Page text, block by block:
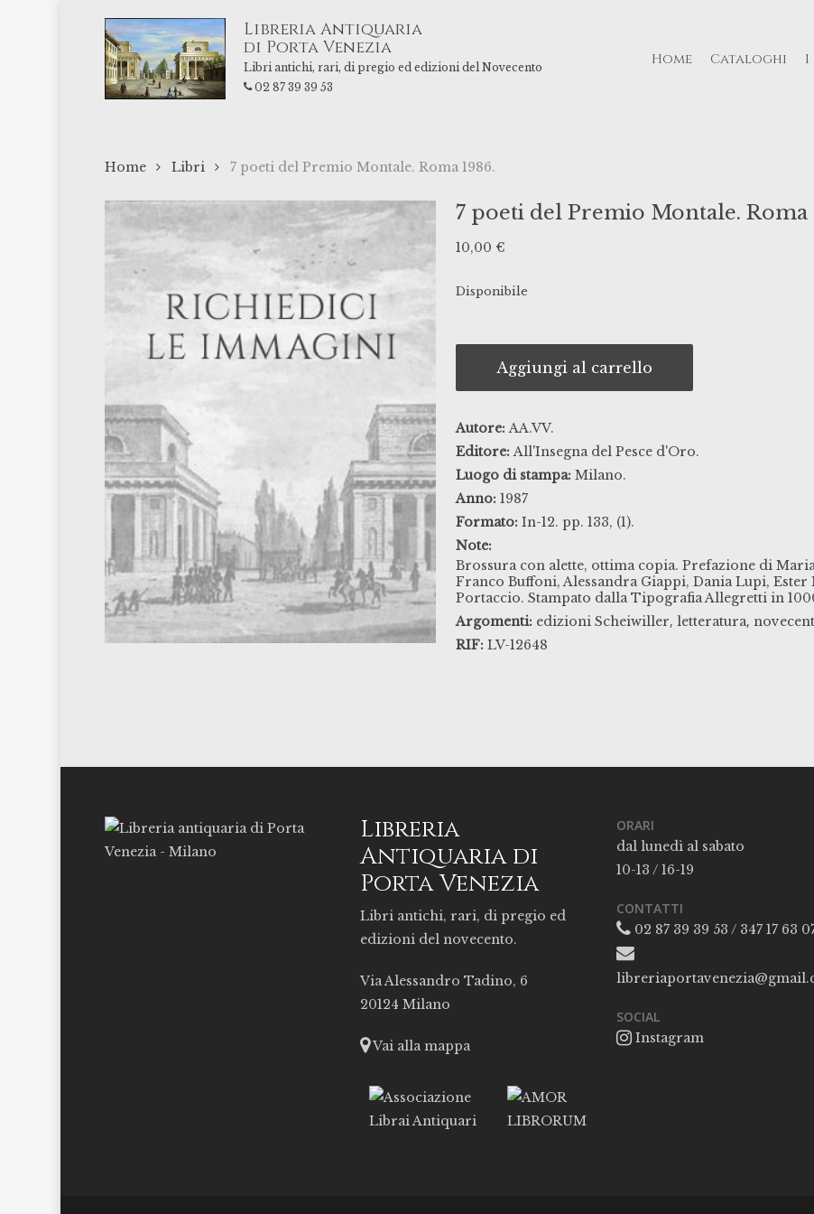
Libreria Antiquaria
di Porta Venezia
Libri antichi, rari, di pregio ed edizioni del Novecento
02 87 39 39 53
Home Cataloghi
Home Libri 7 poeti del Premio Montale. Roma 1986.
7 poeti del Premio Montale. Roma
10,00 €
Disponibile
Aggiungi al carrello
Autore: AA.VV.
Editore: All'Insegna del Pesce d'Oro.
Luogo di stampa: Milano.
Anno: 1987
Formato: In-12. pp. 133, (1).
Note:
Brossura con alette, ottima copia. Prefazione di
Franco Buffoni, Alessandra Giappi, Dania Lupi,
Portaccio. Stampato dalla Tipografia Allegretti in
Argomenti: edizioni Scheiwiller,letteratura,
RIF: LV-12648
Libreria
Antiquaria di
Porta Venezia
Libri antichi, rari, di pregio ed
edizioni del novecento.
Via Alessandro Tadino, 6
20124 Milano
Vai alla mappa
ORARI
dal lunedì al sabato
10-13 / 16-19
CONTATTI
02 87 39 39 53 / 347 17 63
SOCIAL
Instagram